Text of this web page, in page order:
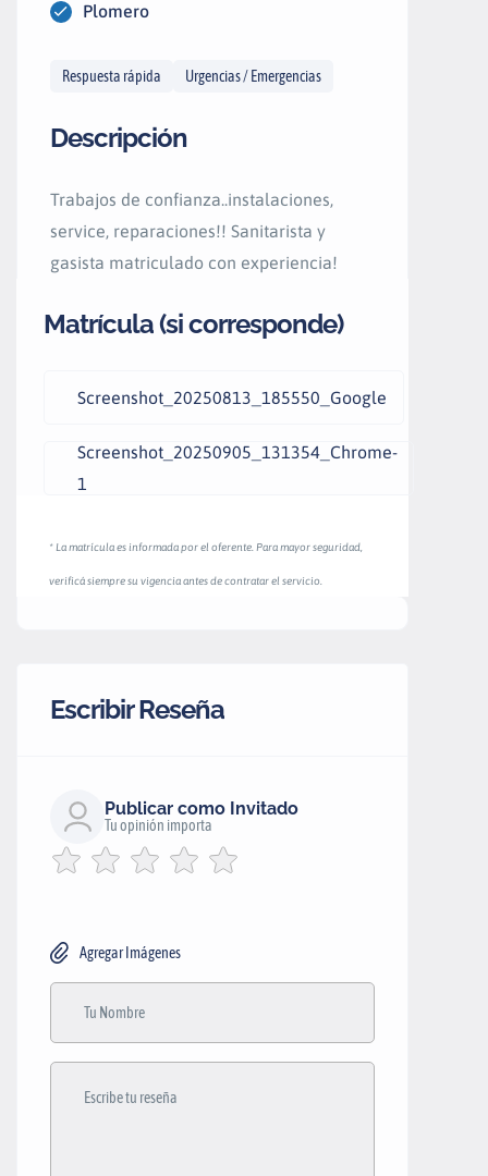
Plomero
Respuesta rápida Urgencias / Emergencias
Descripción
Trabajos de confianza..instalaciones,
service, reparaciones!! Sanitarista y
gasista matriculado con experiencia!
Matrícula (si corresponde)
Screenshot_20250813_185550_Google
Screenshot_20250905_131354_Chrome-
1
* La matrícula es informada por el oferente. Para mayor seguridad,
verificá siempre su vigencia antes de contratar el servicio.
Escribir Reseña
Publicar como Invitado
Tu opinión importa
Agregar Imágenes